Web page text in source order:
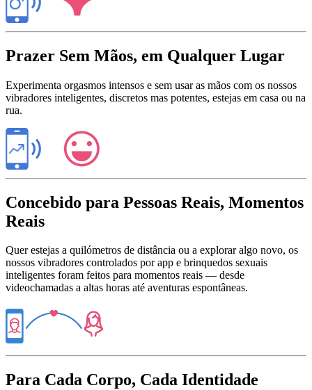
Prazer Sem Mãos, em Qualquer Lugar
Experimenta orgasmos intensos e sem usar as mãos com os nossos
vibradores inteligentes, discretos mas potentes, estejas em casa ou na
rua.
Concebido para Pessoas Reais, Momentos
Reais
Quer estejas a quilómetros de distância ou a explorar algo novo, os
nossos vibradores controlados por app e brinquedos sexuais
inteligentes foram feitos para momentos reais — desde
videochamadas a altas horas até aventuras espontâneas.
Para Cada Corpo, Cada Identidade